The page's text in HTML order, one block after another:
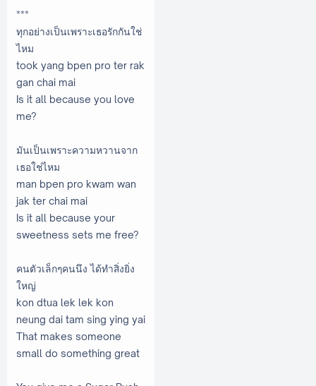
***
ทุกอย่างเป็นเพราะเธอรักกันใช่
ไหม
took yang bpen pro ter rak
gan chai mai
Is it all because you love
me?
มันเป็นเพราะความหวานจาก
เธอใช่ไหม
man bpen pro kwam wan
jak ter chai mai
Is it all because your
sweetness sets me free?
คนตัวเล็กๆคนนึง ได้ทำสิ่งยิ่ง
ใหญ่
kon dtua lek lek kon
neung dai tam sing ying yai
That makes someone
small do something great